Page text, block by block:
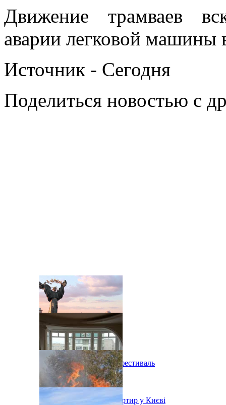
Движение трамваев
аварии легковой машины
Источник - Сегодня
Поделиться новостью с
В Киеве состоится эко-фестиваль
Ситуація з орендою квартир у Києві